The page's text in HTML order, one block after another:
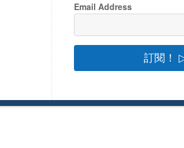
Email Address
訂